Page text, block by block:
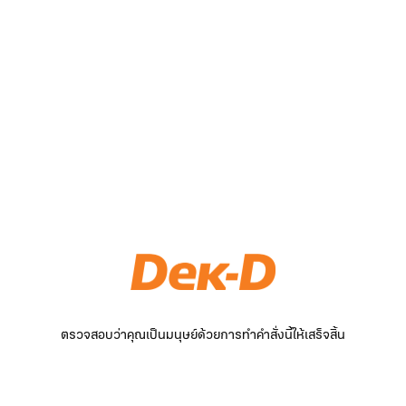
ตรวจสอบว่าคุณเป็นมนุษย์ด้วยการทำคำสั่งนี้ให้เสร็จสิ้น